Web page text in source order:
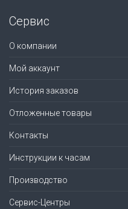
Сервис
О компании
Мой аккаунт
История заказов
Отложенные товары
Контакты
Инструкции к часам
Производство
Сервис-Центры